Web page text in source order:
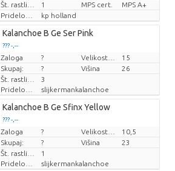
Loading...
??? -,--
Cena za kos
Loading...
??? -,--
Cena za kos
1 MPS cert.
MPS A+
kp holland
Kalanchoe B Ge Ser Pink
??? -,--
Cena za kos
Zaloga ?
15
Skupaj:
? Višina
26
3
slijkermankalanchoe
Kalanchoe B Ge Sfinx Yellow
??? -,--
Cena za kos
Zaloga ?
10,5
Skupaj:
? Višina
23
1
slijkermankalanchoe